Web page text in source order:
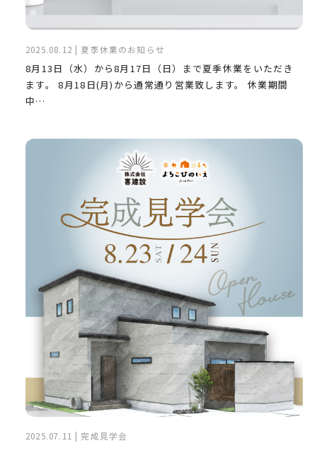
2025.08.12 | 夏季休業のお知らせ
8月13日（水）から8月17日（日）まで夏季休業をいただき
ます。 8月18日(月)から通常通り営業致します。 休業期間
中…
2025.07.11 | 完成見学会